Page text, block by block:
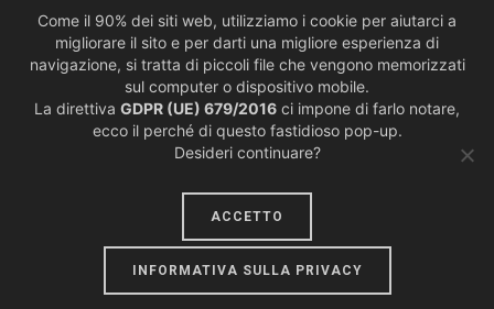
Politiche sulla Privacy·Condizioni di Vendita
design by
Come il 90% dei siti web, utilizziamo i cookie per aiutarci a
migliorare il sito e per darti una migliore esperienza di
navigazione, si tratta di piccoli file che vengono memorizzati
sul computer o dispositivo mobile.
La direttiva GDPR (UE) 679/2016 ci impone di farlo notare,
ecco il perché di questo fastidioso pop-up.
Desideri continuare?
ACCETTO
INFORMATIVA SULLA PRIVACY